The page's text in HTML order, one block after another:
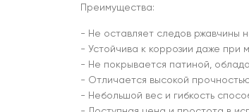
Преимущества:
- Не оставляет следов ржавчины
- Устойчива к коррозии даже при
- Не покрывается патиной,
- Отличается высокой
- Небольшой вес и гибкость